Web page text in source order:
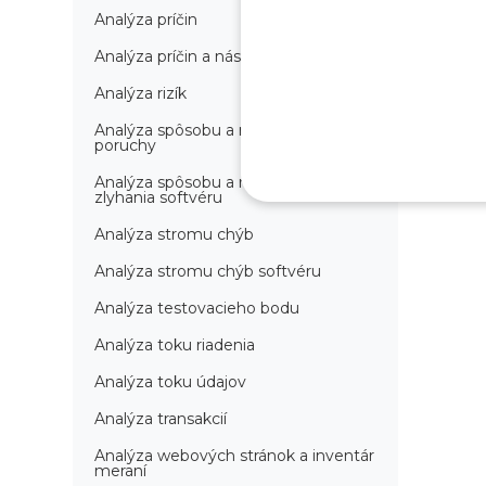
Analýza príčin
Analýza príčin a následkov
Analýza rizík
Analýza spôsobu a následkov
poruchy
Analýza spôsobu a následkov
zlyhania softvéru
Analýza stromu chýb
Analýza stromu chýb softvéru
Analýza testovacieho bodu
Analýza toku riadenia
Analýza toku údajov
Analýza transakcií
Analýza webových stránok a inventár
meraní